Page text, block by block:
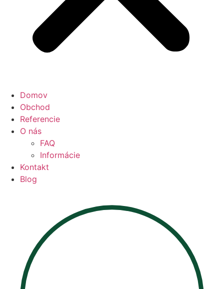
Domov
Obchod
Referencie
O nás
FAQ
Informácie
Kontakt
Blog